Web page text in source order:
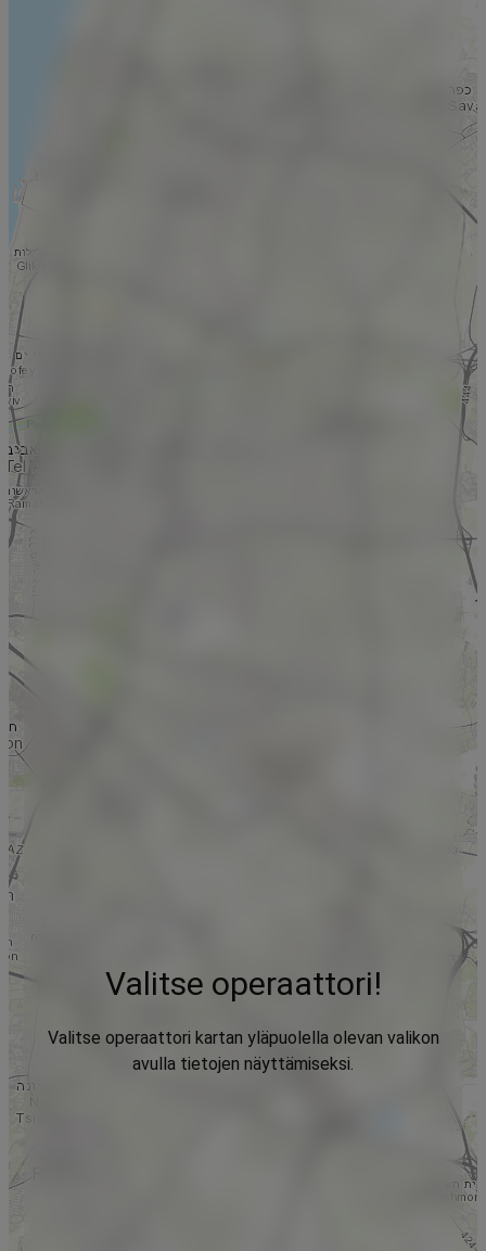
Valitse operaattori!
Valitse operaattori kartan yläpuolella olevan valikon
avulla tietojen näyttämiseksi.